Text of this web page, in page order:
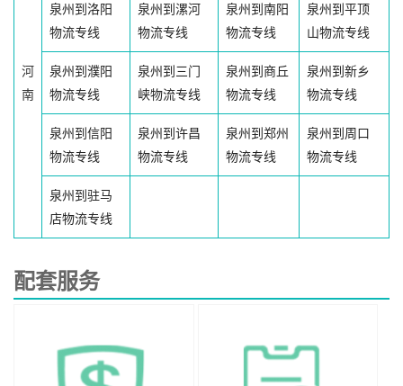
河
南
泉州到洛阳
物流专线
泉州到漯河
物流专线
泉州到南阳
物流专线
泉州到平顶
山物流专线
泉州到濮阳
物流专线
泉州到三门
峡物流专线
泉州到商丘
物流专线
泉州到新乡
物流专线
泉州到信阳
物流专线
泉州到许昌
物流专线
泉州到郑州
物流专线
泉州到周口
物流专线
泉州到驻马
店物流专线
配套服务